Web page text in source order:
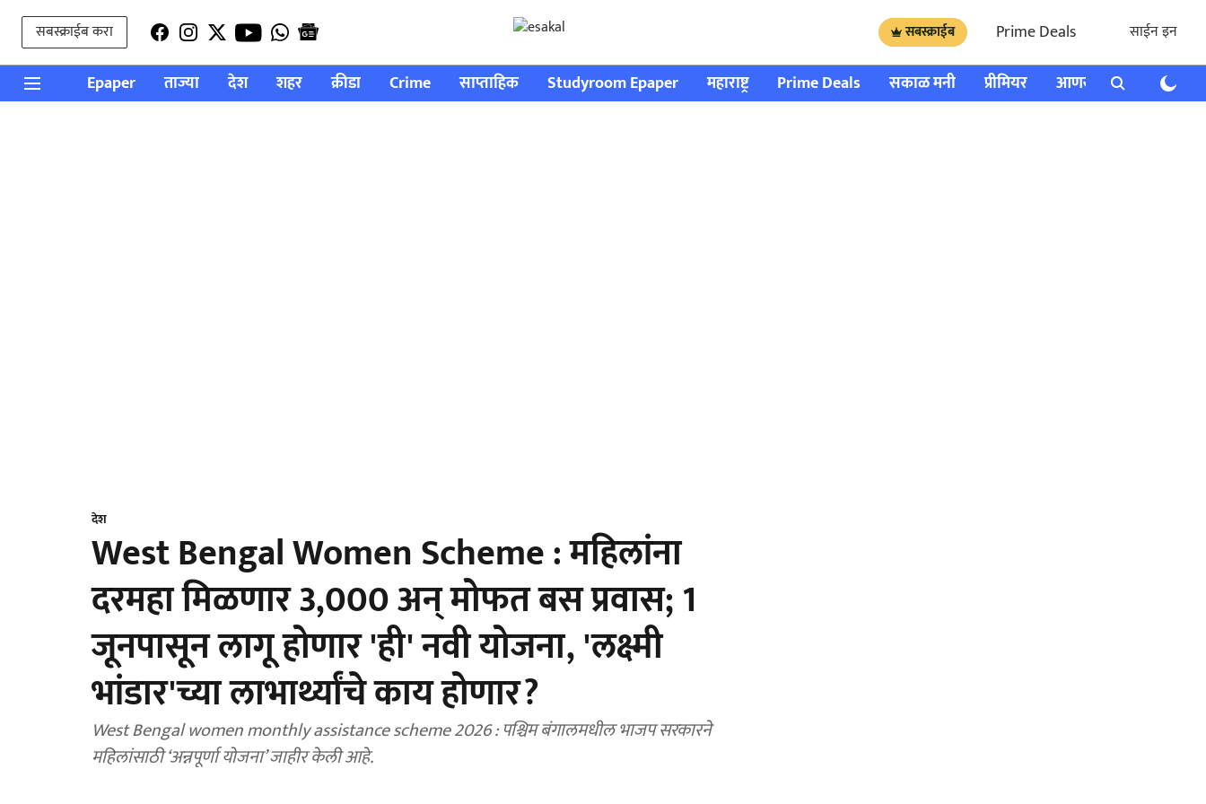
सबस्क्राईब करा सबस्क्राईब Prime Deals साईन इन
Epaper ताज्या देश शहर क्रीडा Crime साप्ताहिक Studyroom Epaper महाराष्ट्र Prime Deals सकाळ मनी प्रीमियर आणखी राशी भविष्य
देश
West Bengal Women Scheme : महिलांना
दरमहा मिळणार 3,000 अन् मोफत बस प्रवास; 1
जूनपासून लागू होणार 'ही' नवी योजना, 'लक्ष्मी
भांडार'च्या लाभार्थ्यांचे काय होणार?
West Bengal women monthly assistance scheme 2026 : पश्चिम बंगालमधील भाजप सरकारने
महिलांसाठी ‘अन्नपूर्णा योजना’ जाहीर केली आहे.